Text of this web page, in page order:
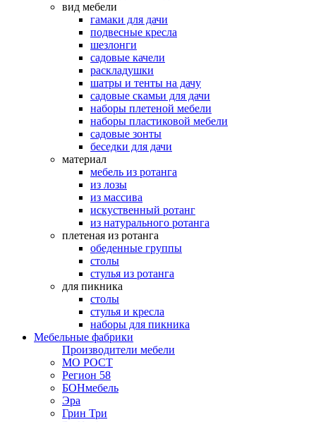
вид мебели
гамаки для дачи
подвесные кресла
шезлонги
садовые качели
раскладушки
шатры и тенты на дачу
садовые скамьи для дачи
наборы плетеной мебели
наборы пластиковой мебели
садовые зонты
беседки для дачи
материал
мебель из ротанга
из лозы
из массива
искуственный ротанг
из натурального ротанга
плетеная из ротанга
обеденные группы
столы
стулья из ротанга
для пикника
столы
стулья и кресла
наборы для пикника
Мебельные фабрики
Производители мебели
МО РОСТ
Регион 58
БОНмебель
Эра
Грин Три